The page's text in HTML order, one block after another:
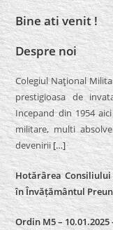
Bine ati venit !
Despre noi
Colegiul Naţional
prestigioasa de
Incepand din 1954
militare, multi
devenirii […]
Hotărârea
în Învățământul
Ordin M5 –